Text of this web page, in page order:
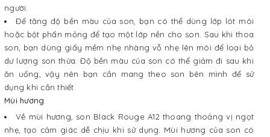
người.
Để tăng độ bền màu của son, bạn có thể dùng lớp lót môi
hoặc bột phấn mỏng để tạo một lớp nền cho son. Sau khi thoa
son, bạn dùng giấy mềm nhẹ nhàng vỗ nhẹ lên môi để loại bỏ
dư lượng son thừa. Độ bền màu của son có thể giảm đi sau khi
ăn uống, vậy nên bạn cần mang theo son bên mình để sử
dụng khi cần thiết.
Mùi hương
Về mùi hương, son Black Rouge A12 thoang thoảng vị ngọt
nhẹ, tạo cảm giác dễ chịu khi sử dụng. Mùi hương của son có